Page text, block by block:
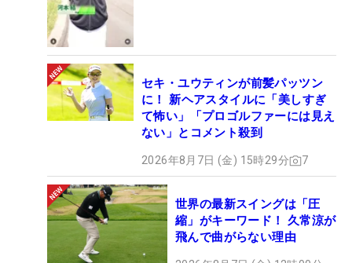
セキ・ユウティンが前髪パッツン
に！ 新ヘアスタイルに「美しすぎ
て怖い」「プロゴルファーには見え
ない」とコメント殺到
2026年8月7日 (金) 15時29分 7
世界の最新スイングは「圧
縮」がキーワード！ 久常涼が
飛んで曲がらない理由